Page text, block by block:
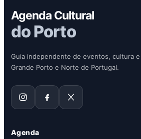
Agenda Cultural
do Porto
Guia independente de eventos, cultura
Grande Porto e Norte de Portugal.
Agenda